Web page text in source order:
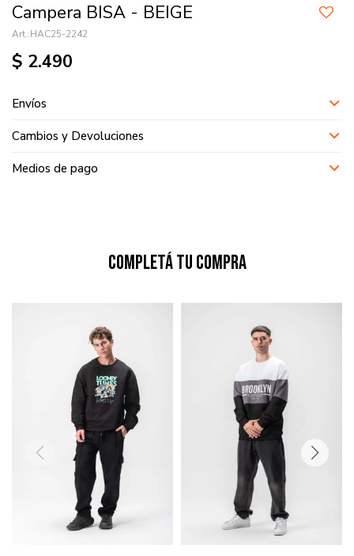
Campera BISA - BEIGE
HAC25-2242
$ 2.490
Envíos
Cambios y Devoluciones
Medios de pago
Completá tu compra